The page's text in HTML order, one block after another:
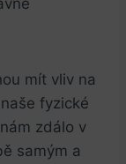
mít vliv na
fyzické
zdálo v
samým a